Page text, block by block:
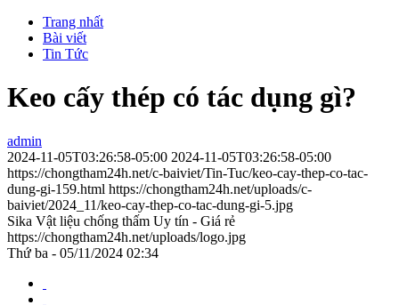
Trang nhất
Bài viết
Tin Tức
Keo cấy thép có tác dụng gì?
admin
2024-11-05T03:26:58-05:00 2024-11-05T03:26:58-05:00
https://chongtham24h.net/c-baiviet/Tin-Tuc/keo-cay-thep-co-tac-
dung-gi-159.html https://chongtham24h.net/uploads/c-
baiviet/2024_11/keo-cay-thep-co-tac-dung-gi-5.jpg
Sika Vật liệu chống thấm Uy tín - Giá rẻ
https://chongtham24h.net/uploads/logo.jpg
Thứ ba - 05/11/2024 02:34